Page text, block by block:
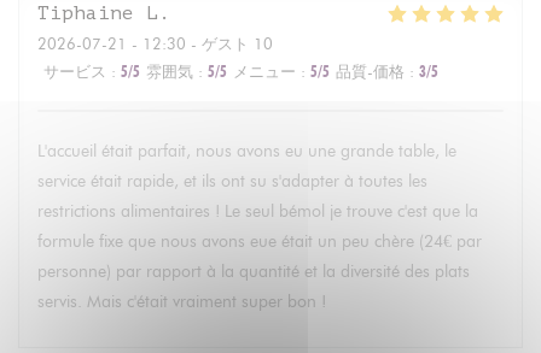
Tiphaine L
2026-07-21 - 12:30 - ゲスト 10
サービス : 5/5 雰囲気 : 5/5 メニュー : 5/5 品質-価格 : 3/5
L'accueil était parfait, nous avons eu une grande table, le
service était rapide, et ils ont su s'adapter à toutes les
restrictions alimentaires ! Le seul bémol je trouve c'est que la
formule fixe que nous avons eue était un peu chère (24€ par
personne) par rapport à la quantité et la diversité des plats
servis. Mais c'était vraiment super bon !